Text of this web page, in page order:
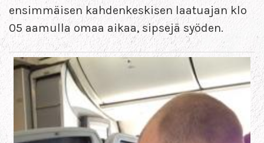
ensimmäisen kahdenkeskisen laatuajan klo
05 aamulla omaa aikaa, sipsejä syöden.